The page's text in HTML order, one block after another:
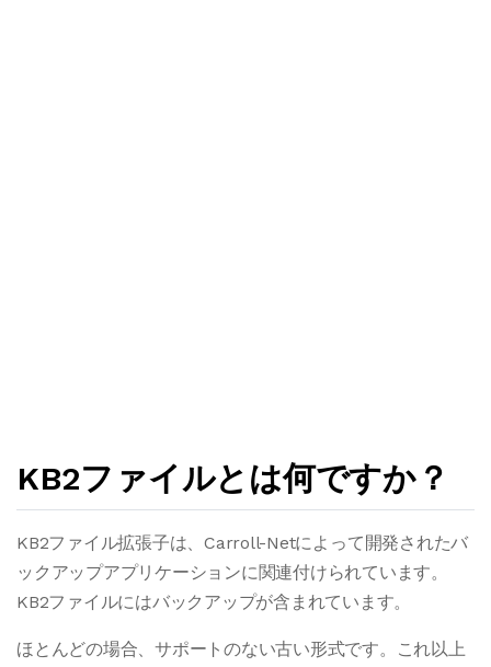
KB2ファイルとは何ですか？
KB2ファイル拡張子は、Carroll-Netによって開発されたバ
ックアップアプリケーションに関連付けられています。
KB2ファイルにはバックアップが含まれています。
ほとんどの場合、サポートのない古い形式です。これ以上